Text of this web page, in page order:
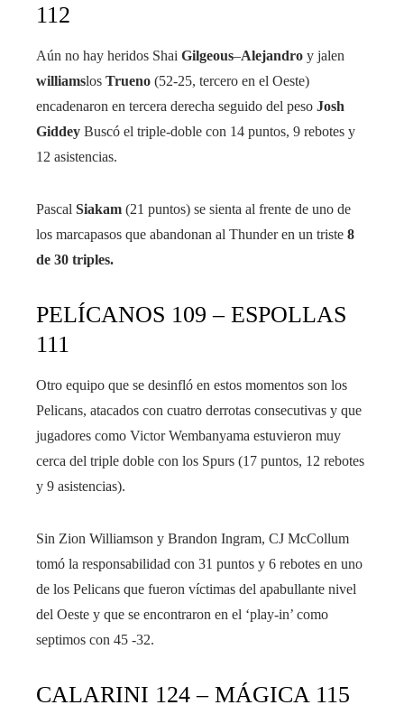
112
Aún no hay heridos Shai Gilgeous–Alejandro y jalen
williamslos Trueno (52-25, tercero en el Oeste)
encadenaron en tercera derecha seguido del peso Josh
Giddey Buscó el triple-doble con 14 puntos, 9 rebotes y
12 asistencias.
Pascal Siakam (21 puntos) se sienta al frente de uno de
los marcapasos que abandonan al Thunder en un triste 8
de 30 triples.
PELÍCANOS 109 – ESPOLLAS
111
Otro equipo que se desinfló en estos momentos son los
Pelicans, atacados con cuatro derrotas consecutivas y que
jugadores como Victor Wembanyama estuvieron muy
cerca del triple doble con los Spurs (17 puntos, 12 rebotes
y 9 asistencias).
Sin Zion Williamson y Brandon Ingram, CJ McCollum
tomó la responsabilidad con 31 puntos y 6 rebotes en uno
de los Pelicans que fueron víctimas del apabullante nivel
del Oeste y que se encontraron en el ‘play-in’ como
septimos con 45 -32.
CALARINI 124 – MÁGICA 115